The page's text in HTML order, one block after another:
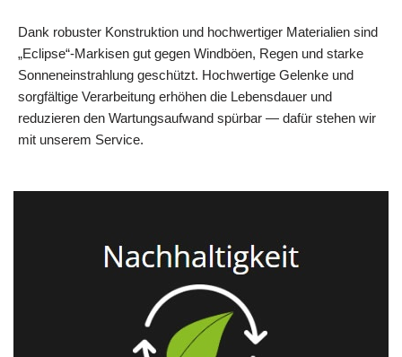
Dank robuster Konstruktion und hochwertiger Materialien sind
„Eclipse“-Markisen gut gegen Windböen, Regen und starke
Sonneneinstrahlung geschützt. Hochwertige Gelenke und
sorgfältige Verarbeitung erhöhen die Lebensdauer und
reduzieren den Wartungsaufwand spürbar — dafür stehen wir
mit unserem Service.